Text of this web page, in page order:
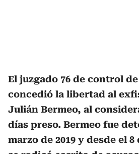
El juzgado 76 de control
concedió la libertad al
Julián Bermeo, al
días preso. Bermeo fue
marzo de 2019 y desde el 8